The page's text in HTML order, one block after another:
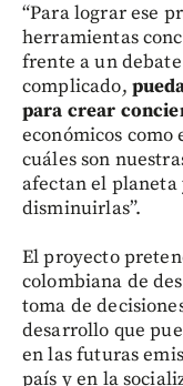
“Para lograr ese
herramientas
frente a un
complicado,
para crear
económicos como
cuáles son
afectan el planeta
disminuirlas”.
El proyecto
colombiana de
toma de
desarrollo que
en las futuras
país y en la